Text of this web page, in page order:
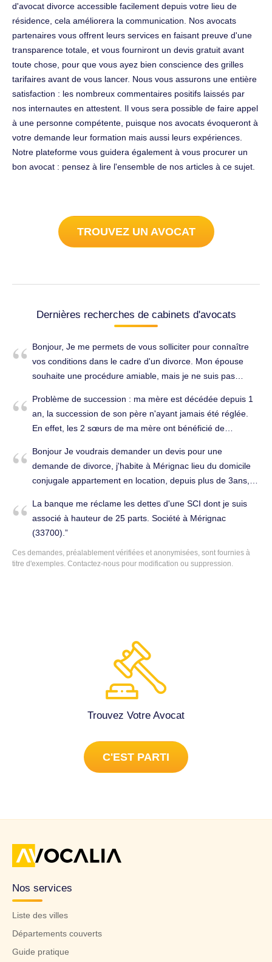
d'avocat divorce accessible facilement depuis votre lieu de
résidence, cela améliorera la communication. Nos avocats
partenaires vous offrent leurs services en faisant preuve d'une
transparence totale, et vous fourniront un devis gratuit avant
toute chose, pour que vous ayez bien conscience des grilles
tarifaires avant de vous lancer. Nous vous assurons une entière
satisfaction : les nombreux commentaires positifs laissés par
nos internautes en attestent. Il vous sera possible de faire appel
à une personne compétente, puisque nos avocats évoqueront à
votre demande leur formation mais aussi leurs expériences.
Notre plateforme vous guidera également à vous procurer un
bon avocat : pensez à lire l'ensemble de nos articles à ce sujet.
TROUVEZ UN AVOCAT
Dernières recherches de cabinets d'avocats
Bonjour, Je me permets de vous solliciter pour connaître
vos conditions dans le cadre d'un divorce. Mon épouse
souhaite une procédure amiable, mais je ne suis pas
joignable par mail ou téléphone. Divorce, séparation à
Mérignac (33700).
Problème de succession : ma mère est décédée depuis 1
an, la succession de son père n'ayant jamais été réglée.
En effet, les 2 sœurs de ma mère ont bénéficié de
m'a confirmé qu' elles avaient trop eu. Bref, il est censé se
charger de cette affaire, mais ne fait strictement rien, son
prédécesseur, qui avait rédigé l'acte notarié à l'époque
ayant pris sa retraite. Divorce & Famille à Mérignac
(33700).
Bonjour Je voudrais demander un devis pour une
demande de divorce, j'habite à Mérignac lieu du domicile
conjugale appartement en location, depuis plus de 3ans,
l'Ardèche 07, Nous n'avons pas de contrat de mariage, pas
de bien immobilier, pas d'enfants. A priori comme je suis
demandeur cela dépend de la juridiction de Privas,
Cordialement. Divorce & Famille à Mérignac (33700).
La banque me réclame les dettes d'une SCI dont je suis
associé à hauteur de 25 parts. Société à Mérignac
(33700).
Ces demandes, préalablement vérifiées et anonymisées, sont fournies à
titre d'exemples. Contactez-nous pour modification ou suppression.
Trouvez Votre Avocat
C'EST PARTI
Nos services
Liste des villes
Départements couverts
Guide pratique